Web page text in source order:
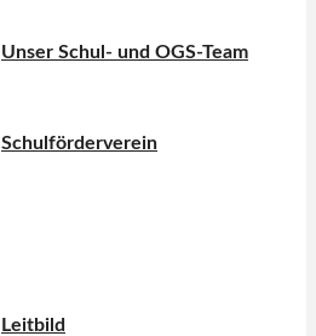
Unser Schul- und OGS-Team
Schulförderverein
Leitbild